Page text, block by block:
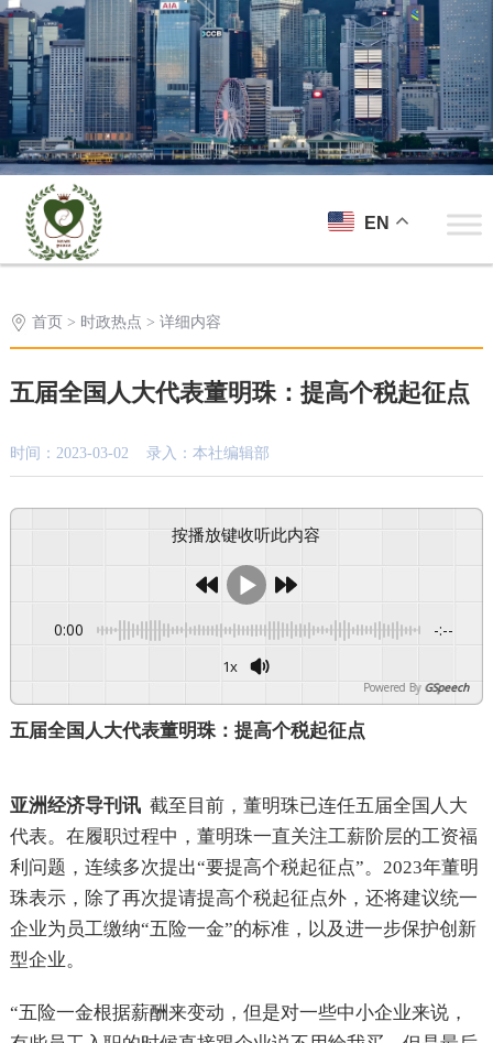
EN
首页 > 时政热点 > 详细内容
五届全国人大代表董明珠：提高个税起征点
时间：2023-03-02 录入：本社编辑部
按播放键收听此内容
0:00 -:--
1x
Powered By GSpeech
五届全国人大代表董明珠：提高个税起征点
亚洲经济导刊讯截至目前，董明珠已连任五届全国人大
代表。在履职过程中，董明珠一直关注工薪阶层的工资福
利问题，连续多次提出“要提高个税起征点”。2023年董明
珠表示，除了再次提请提高个税起征点外，还将建议统一
企业为员工缴纳“五险一金”的标准，以及进一步保护创新
型企业。
“五险一金根据薪酬来变动，但是对一些中小企业来说，